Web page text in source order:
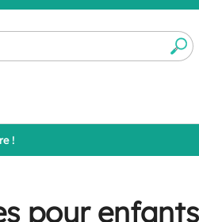
!
pour enfants